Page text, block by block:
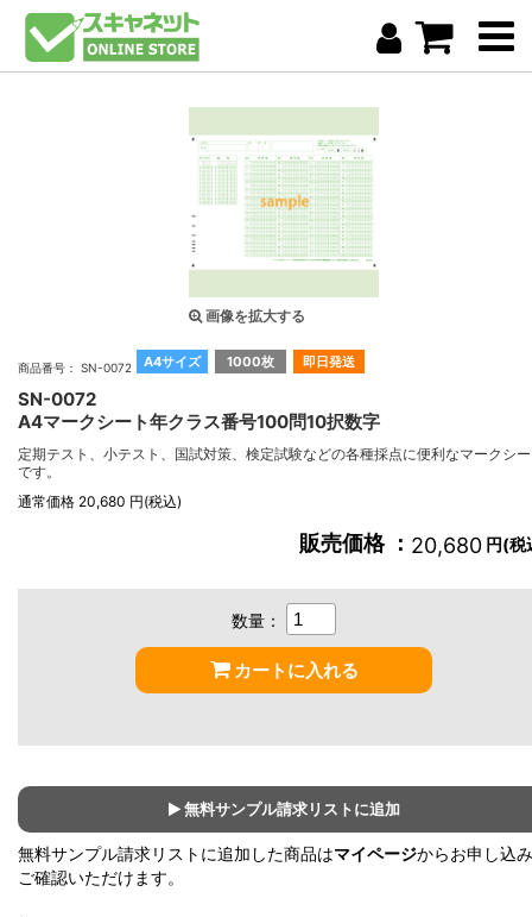
画像を拡大する
A4サイズ 1000枚 即日発送
商品番号： SN-0072
SN-0072
A4マークシート年クラス番号100問10択数字
定期テスト、小テスト、国試対策、検定試験などの各種採点に便利なマークシ
です。
通常価格 20,680 円(税込)
販売価格 ： 20,680 円(税
数量：
カートに入れる
無料サンプル請求リストに追加
無料サンプル請求リストに追加した商品はマイページからお申し込
ご確認いただけます。